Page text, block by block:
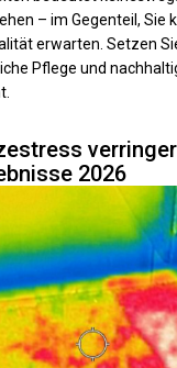
– im Gegenteil, Sie
erwarten. Setzen
Pflege und
2026